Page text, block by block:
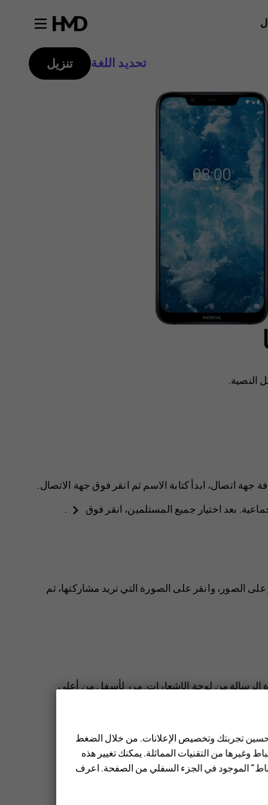
تحديد اللغة تنزيل
النصية.
اتصال، ابدأ كتابة الاسم ثم انقر فوق جهة الاتصال.
. بعد اختيار جميع المستلمين، انقر فوق navigate_next
.
على الصور ، وانقر على الصورة التي تريد مشاركتها، ثم
الرسالة من لوحة الإشعارات. مرر لأسفل من أعلى
تحسين تجربتك وتخصيص الإعلانات. من خلال الضغط
وغيرها من التقنيات المماثلة. يمكنك تغيير هذه
الموجود في الجزء السفلي من الصفحة. اعرف